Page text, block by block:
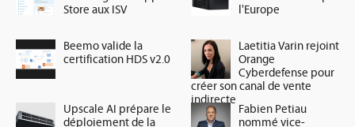
Store aux ISV
l'Europe
Beemo valide la
certification HDS v2.0
Laetitia Varin rejoint
Orange
Cyberdefense pour
créer son canal de vente
indirecte
Upscale AI prépare le
déploiement de la
Fabien Petiau
nommé vice-